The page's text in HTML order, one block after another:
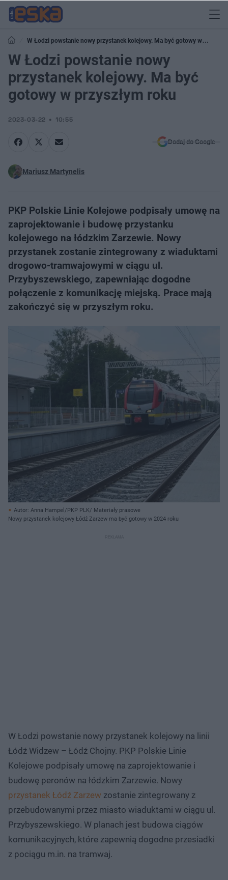
W Łodzi powstanie nowy przystanek kolejowy. Ma być gotowy w
przyszłym roku
W Łodzi powstanie nowy
przystanek kolejowy. Ma być
gotowy w przyszłym roku
2023-03-22 10:55
Dodaj do Google
Mariusz Martynelis
PKP Polskie Linie Kolejowe podpisały umowę na
zaprojektowanie i budowę przystanku
kolejowego na łódzkim Zarzewie. Nowy
przystanek zostanie zintegrowany z wiaduktami
drogowo-tramwajowymi w ciągu ul.
Przybyszewskiego, zapewniając dogodne
połączenie z komunikację miejską. Prace mają
zakończyć się w przyszłym roku.
Autor: Anna Hampel/PKP PLK/ Materiały prasowe
Nowy przystanek kolejowy Łódź Zarzew ma być gotowy w 2024 roku
W Łodzi powstanie nowy przystanek kolejowy na linii
Łódź Widzew – Łódź Chojny. PKP Polskie Linie
Kolejowe podpisały umowę na zaprojektowanie i
budowę peronów na łódzkim Zarzewie. Nowy
przystanek Łódź Zarzew zostanie zintegrowany z
przebudowanymi przez miasto wiaduktami w ciągu ul.
Przybyszewskiego. W planach jest budowa ciągów
komunikacyjnych, które zapewnią dogodne przesiadki
z pociągu m.in. na tramwaj.